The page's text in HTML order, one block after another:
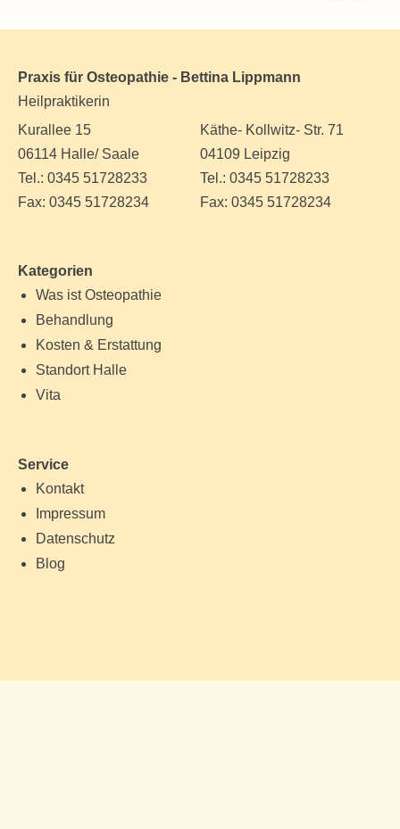
Praxis für Osteopathie - Bettina Lippmann
Heilpraktikerin
Kurallee 15
06114 Halle/ Saale
Tel.: 0345 51728233
Fax: 0345 51728234
Käthe- Kollwitz- Str. 71
04109 Leipzig
Tel.: 0345 51728233
Fax: 0345 51728234
Kategorien
Was ist Osteopathie
Behandlung
Kosten & Erstattung
Standort Halle
Vita
Service
Kontakt
Impressum
Datenschutz
Blog